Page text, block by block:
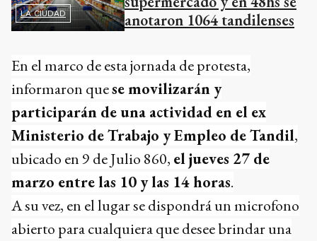
LA CIUDAD
anotaron 1064 tandilenses
En el marco de esta jornada de protesta,
informaron quese movilizarán y
participarán de una actividad en el ex
Ministerio de Trabajo y Empleo de Tandil,
ubicado en 9 de Julio 860, el jueves 27 de
marzo entre las 10 y las 14 horas.
A su vez, en el lugar se dispondrá un microfono
abierto para cualquiera que desee brindar una